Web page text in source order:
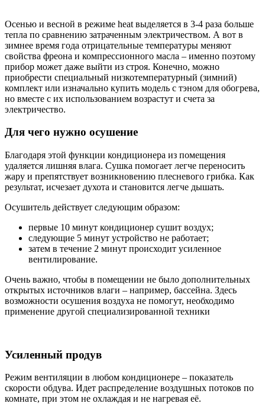
Осенью и весной в режиме heat выделяется в 3-4 раза больше
тепла по сравнению затраченным электричеством. А вот в
зимнее время года отрицательные температуры меняют
свойства фреона и компрессионного масла – именно поэтому
прибор может даже выйти из строя. Конечно, можно
приобрести специальный низкотемпературный (зимний)
комплект или изначально купить модель с тэном для обогрева,
но вместе с их использованием возрастут и счета за
электричество.
Для чего нужно осушение
Благодаря этой функции кондиционера из помещения
удаляется лишняя влага. Сушка помогает легче переносить
жару и препятствует возникновению плесневого грибка. Как
результат, исчезает духота и становится легче дышать.
Осушитель действует следующим образом:
первые 10 минут кондиционер сушит воздух;
следующие 5 минут устройство не работает;
затем в течение 2 минут происходит усиленное
вентилирование.
Очень важно, чтобы в помещении не было дополнительных
открытых источников влаги – например, бассейна. Здесь
возможности осушения воздуха не помогут, необходимо
применение другой специализированной техники
Усиленный продув
Режим вентиляции в любом кондиционере – показатель
скорости обдува. Идет распределение воздушных потоков по
комнате, при этом не охлаждая и не нагревая её.